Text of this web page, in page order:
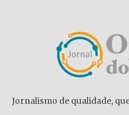
Jornalismo de qualidade,